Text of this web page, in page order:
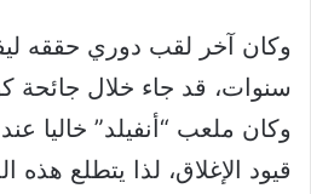
وكان آخر لقب دوري حققه
وكان ملعب “أنفيلد” خاليا
قيود الإغلاق، لذا يتطلع هذه